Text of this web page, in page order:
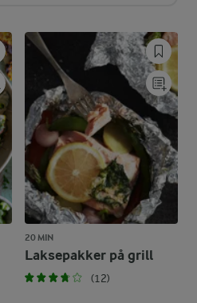
20 MIN
Laksepakker på grill
(12)